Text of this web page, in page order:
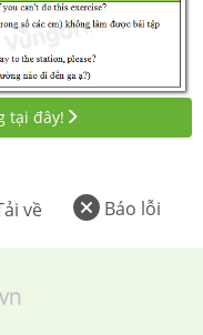
tại đây!
Báo lỗi
về